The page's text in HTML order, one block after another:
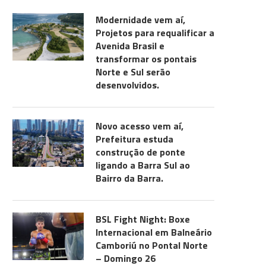
Modernidade vem aí,
Projetos para requalificar a
Avenida Brasil e
transformar os pontais
Norte e Sul serão
desenvolvidos.
Novo acesso vem aí,
Prefeitura estuda
construção de ponte
ligando a Barra Sul ao
Bairro da Barra.
BSL Fight Night: Boxe
Internacional em Balneário
Camboriú no Pontal Norte
– Domingo 26